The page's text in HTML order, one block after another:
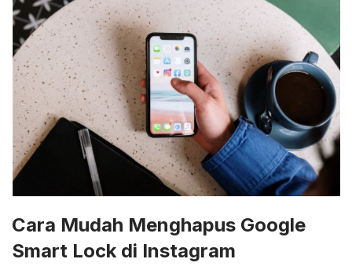
Cara Mudah Menghapus Google
Smart Lock di Instagram